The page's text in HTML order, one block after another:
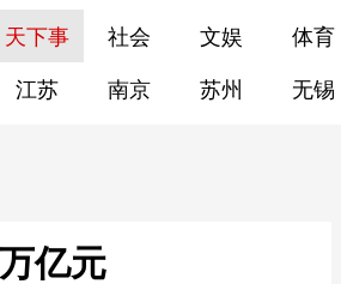
天下事 社会 文娱 体育
江苏 南京 苏州 无锡
亿元